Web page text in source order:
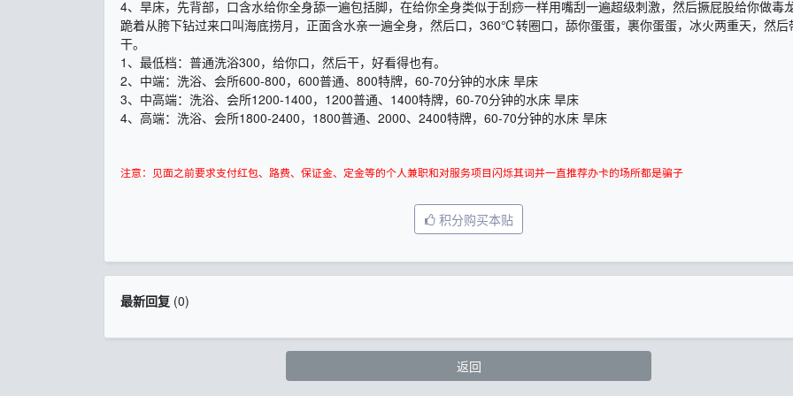
4、旱床，先背部，口含水给你全身舔一遍包括脚，在给你全身类似于刮痧一样用嘴刮一遍超级刺激，然后撅屁股给你做毒龙
跪着从胯下钻过来口叫海底捞月，正面含水亲一遍全身，然后口，360℃转圈口，舔你蛋蛋，裹你蛋蛋，冰火两重天，然后
干。
1、最低档：普通洗浴300，给你口，然后干，好看得也有。
2、中端：洗浴、会所600-800，600普通、800特牌，60-70分钟的水床 旱床
3、中高端：洗浴、会所1200-1400，1200普通、1400特牌，60-70分钟的水床 旱床
4、高端：洗浴、会所1800-2400，1800普通、2000、2400特牌，60-70分钟的水床 旱床
注意：见面之前要求支付红包、路费、保证金、定金等的个人兼职和对服务项目闪烁其词并一直推荐办卡的场所都是骗子
积分购买本贴
最新回复(0)
返回